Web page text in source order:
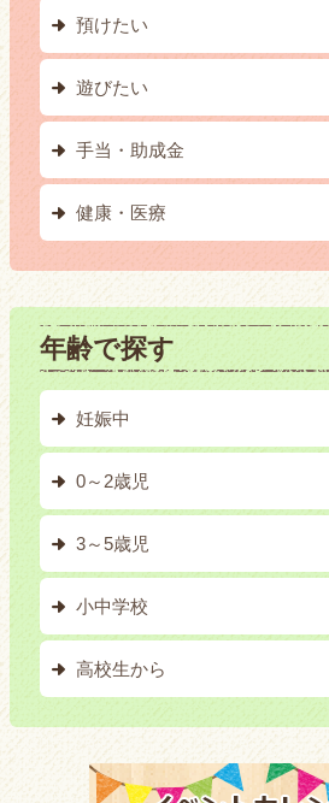
預けたい
遊びたい
手当・助成金
健康・医療
年齢で探す
妊娠中
0～2歳児
3～5歳児
小中学校
高校生から